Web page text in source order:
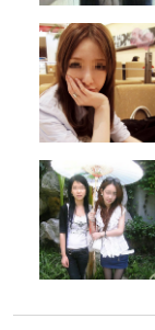
500x500
500x500